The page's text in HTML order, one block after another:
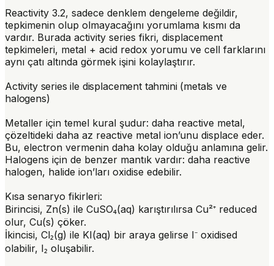
Reactivity 3.2, sadece denklem dengeleme değildir,
tepkimenin olup olmayacağını yorumlama kısmı da
vardır. Burada activity series fikri, displacement
tepkimeleri, metal + acid redox yorumu ve cell farklarını
aynı çatı altında görmek işini kolaylaştırır.
Activity series ile displacement tahmini (metals ve
halogens)
Metaller için temel kural şudur: daha reactive metal,
çözeltideki daha az reactive metal ion’unu displace eder.
Bu, electron vermenin daha kolay olduğu anlamına gelir.
Halogens için de benzer mantık vardır: daha reactive
halogen, halide ion’ları oxidise edebilir.
Kısa senaryo fikirleri:
Birincisi, Zn(s) ile CuSO₄(aq) karıştırılırsa Cu²⁺ reduced
olur, Cu(s) çöker.
İkincisi, Cl₂(g) ile KI(aq) bir araya gelirse I⁻ oxidised
olabilir, I₂ oluşabilir.